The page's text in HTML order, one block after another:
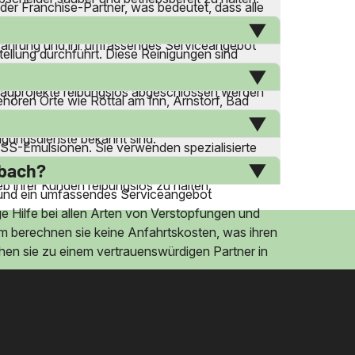
Franchise-Partner, was bedeutet, dass alle
Zuverlässigkeit der Dienstleistungen. Zudem
und ihr umfassendes Serviceangebot
durchführt. Diese Reinigungen sind
von beton- und zementartigen
reibungslos abgeschlossen werden
Orte wie Rottal am Inn, Arnstorf, Bad
und einen effizienten Service zu bieten. Die
bekannt sind.
Emulsionen. Sie verwenden spezialisierte
gesetzlichen Vorschriften eingehalten
ihrer Kunden reibungslos zu halten.
ein umfassendes Serviceangebot
Hilfe bei allen Arten von Verstopfungen und
berechnen sie keine Anfahrtskosten, was ihren
sie zu einem vertrauenswürdigen Partner in